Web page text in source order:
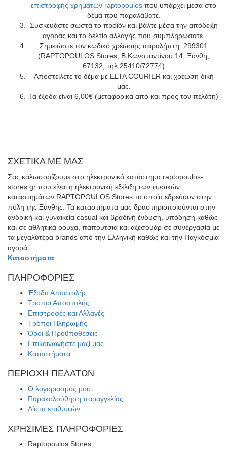
επιστροφής χρημάτων raptopoulos που υπάρχει μέσα στο
δέμα που παραλάβατε.
Συσκευάστε σωστά το προϊόν και βάλτε μέσα την απόδειξη
αγοράς και το δελτίο αλλαγής που συμπληρώσατε.
Σημειώστε τον κωδικό χρέωσης παραλήπτη: 299301
(RAPTOPOULOS Stores, Β.Κωνσταντίνου 14, Ξάνθη,
67132, τηλ.25410/72774)
Αποστείλετε το δέμα με ELTA COURIER και χρέωση δική
μας.
Τα έξοδα είναι 6,00€ (μεταφορικά από και προς τον πελάτη)
ΣΧΕΤΙΚΑ ΜΕ ΜΑΣ
Σας καλωσορίζουμε στο ηλεκτρονικό κατάστημα raptopoulos-
stores.gr που είναι η ηλεκτρονική εξέλιξη των φυσικών
καταστημάτων RAPTOPOULOS Stores τα οποία εδρεύουν στην
πόλη της Ξάνθης. Τα καταστήματα μας δραστηριοποιούνται στην
ανδρική και γυναικεία casual και βραδινή ένδυση, υπόδηση καθώς
και σε αθλητικά ρούχα, παπούτσια και αξεσουάρ σε συνεργασία με
τα μεγαλύτερα brands από την Ελληνική καθώς και την Παγκόσμια
αγορά.
Καταστήματα
ΠΛΗΡΟΦΟΡΙΕΣ
Έξοδα Αποστολής
Τρόποι Αποστολής
Επιστροφές και Αλλαγές
Τρόποι Πληρωμής
Όροι & Προϋποθέσεις
Επικοινωνήστε μαζί μας
Καταστήματα
ΠΕΡΙΟΧΗ ΠΕΛΑΤΩΝ
Ο λογαριασμός μου
Παρακολούθηση παραγγελίας
Λίστα επιθυμιών
ΧΡΗΣΙΜΕΣ ΠΛΗΡΟΦΟΡΙΕΣ
Raptopoulos Stores